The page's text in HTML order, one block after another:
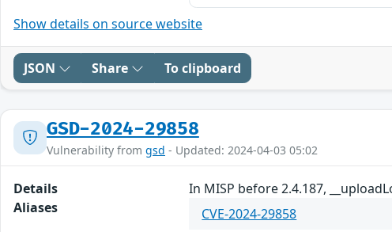
Show details on source website
JSON Share To clipboard
GSD-2024-29858
Vulnerability from gsd - Updated: 2024-04-03 05:02
Details
In MISP before 2.4.187,
Aliases
CVE-2024-29858